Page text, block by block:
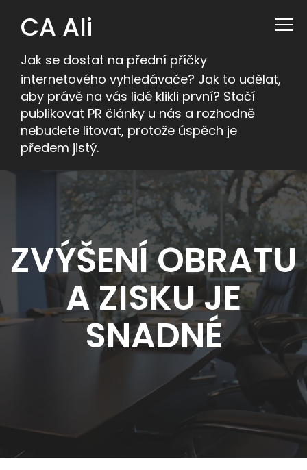
CA Ali
Jak se dostat na přední příčky
internetového vyhledávače? Jak to udělat,
aby právě na vás lidé klikli první? Stačí
publikovat PR články u nás a rozhodně
nebudete litovat, protože úspěch je
předem jistý.
ZVÝŠENÍ OBRATU
A ZISKU JE
SNADNÉ